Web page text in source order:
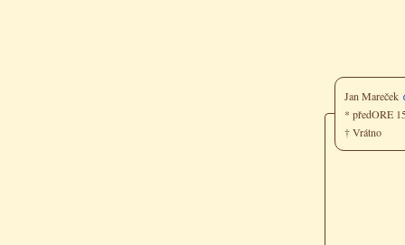
Jan Mareček
* předORE
† Vrátno